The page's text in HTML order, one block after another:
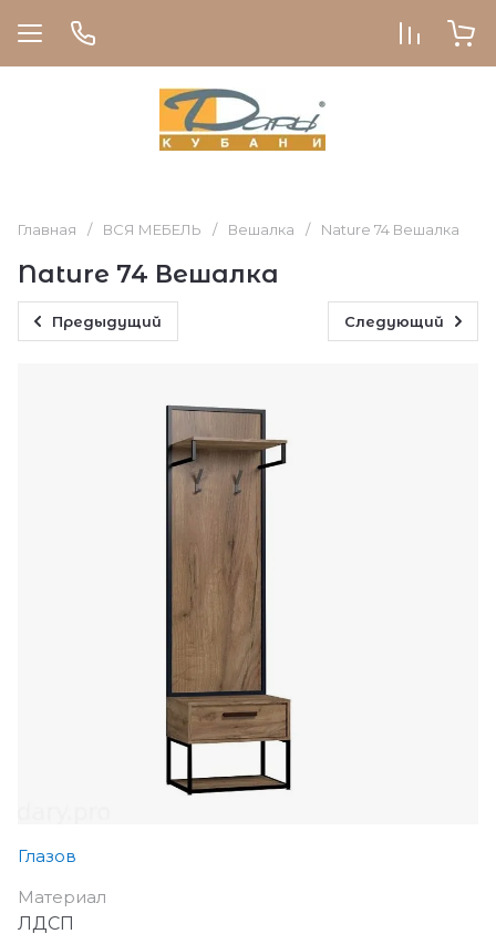
Главная / ВСЯ МЕБЕЛЬ / Вешалка / Nature 74 Вешалка
Nature 74 Вешалка
Предыдущий Следующий
Глазов
Материал
ЛДСП